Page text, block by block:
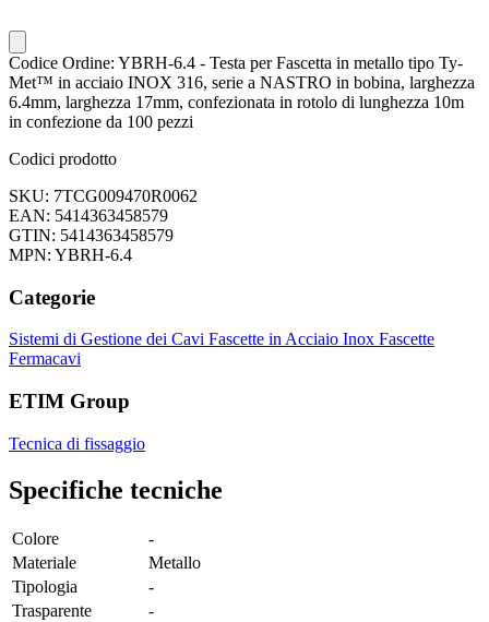
Codice Ordine: YBRH-6.4 - Testa per Fascetta in metallo tipo Ty-
Met™ in acciaio INOX 316, serie a NASTRO in bobina, larghezza
6.4mm, larghezza 17mm, confezionata in rotolo di lunghezza 10m
in confezione da 100 pezzi
Codici prodotto
SKU: 7TCG009470R0062
EAN: 5414363458579
GTIN: 5414363458579
MPN: YBRH-6.4
Categorie
Sistemi di Gestione dei Cavi Fascette in Acciaio Inox Fascette
Fermacavi
ETIM Group
Tecnica di fissaggio
Specifiche tecniche
Colore
-
Materiale
Metallo
Tipologia
-
Trasparente
-